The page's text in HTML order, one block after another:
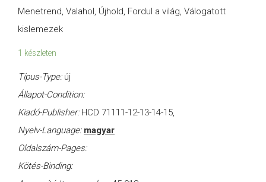
Menetrend, Valahol, Újhold, Fordul a világ, Válogatott
kislemezek
1 készleten
Típus-Type: új
Állapot-Condition:
Kiadó-Publisher: HCD 71111-12-13-14-15,
Nyelv-Language: magyar
Oldalszám-Pages:
Kötés-Binding: